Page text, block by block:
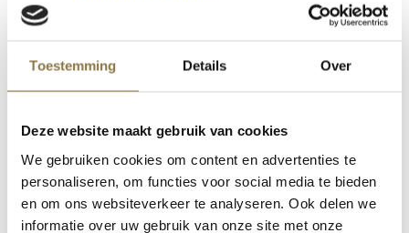
Toestemming Details Over
Deze website maakt gebruik van cookies
We gebruiken cookies om content en advertenties te
personaliseren, om functies voor social media te bieden
en om ons websiteverkeer te analyseren. Ook delen we
informatie over uw gebruik van onze site met onze
Polyvine Assortiment
Voorbereiding
Kwasten en Gereedschappen
Lakken & Metallic's
Vernissen en Bescherming
Mylands House of Colour
Mylands House of Colour
Wax Polishes
Go!Paint Roll & Go
Staalmeester Kwasten